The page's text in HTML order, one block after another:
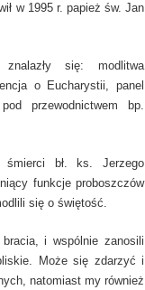
w 1995 r. papież św. Jan
się: modlitwa
o Eucharystii, panel
przewodnictwem bp.
śmierci bł. ks. Jerzego
funkcje proboszczów
się o świętość.
i wspólnie zanosili
Może się zdarzyć i
natomiast my również